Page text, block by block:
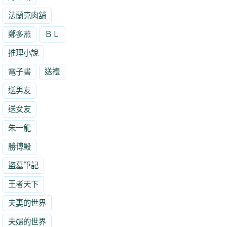
法蘭克肉舖
鄭多燕 ＢＬ
推理小說
電子書 送禮
送男友
送女友
朱一龍
勝博殿
盜墓筆記
王者天下
夫妻的世界
夫婦的世界